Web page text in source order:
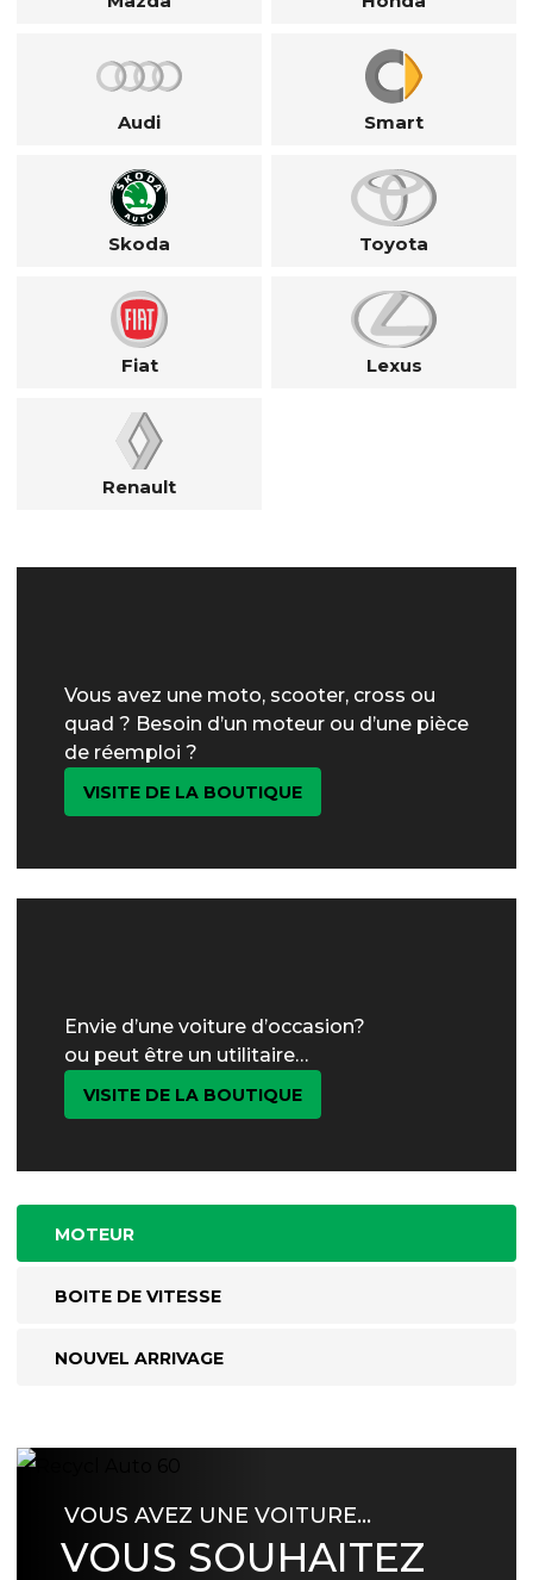
Audi Smart
Skoda Toyota
Fiat Lexus
Renault
Vous avez une moto, scooter, cross ou
quad ? Besoin d’un moteur ou d’une pièce
de réemploi ?
VISITE DE LA BOUTIQUE
Envie d’une voiture d’occasion?
ou peut être un utilitaire…
VISITE DE LA BOUTIQUE
MOTEUR
BOITE DE VITESSE
NOUVEL ARRIVAGE
VOUS AVEZ UNE VOITURE…
VOUS SOUHAITEZ